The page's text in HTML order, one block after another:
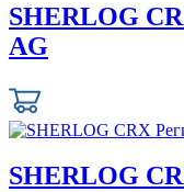
SHERLOG
AG
SHERLOG